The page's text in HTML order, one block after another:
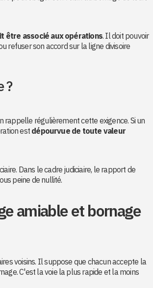
être associé aux opérations. Il doit pouvoir
refuser son accord sur la ligne divisoire
?
rappelle régulièrement cette exigence. Si un
estdépourvue de toute valeur
Dans le cadre judiciaire, le rapport de
peine de nullité.
amiable et bornage
voisins. Il suppose que chacun accepte la
C'est la voie la plus rapide et la moins